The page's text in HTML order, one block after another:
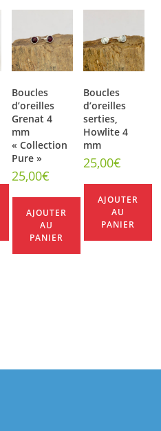
Boucles
d’oreilles
Grenat 4
mm
« Collection
Pure »
25,00€
AJOUTER
AU
PANIER
Boucles
d’oreilles
serties,
Howlite 4
mm
25,00€
AJOUTER
AU
PANIER